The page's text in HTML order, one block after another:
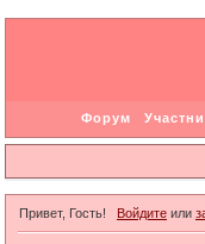
Форум
Привет, Гость! Войдитеили